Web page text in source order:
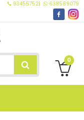
934557521 638589079
0